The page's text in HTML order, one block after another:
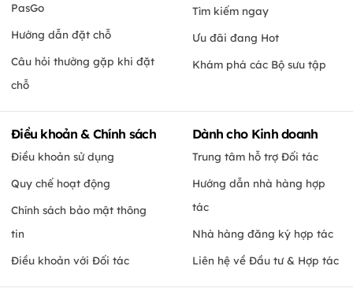
PasGo
Hướng dẫn đặt chỗ
Câu hỏi thường gặp khi đặt
chỗ
Tìm kiếm ngay
Ưu đãi đang Hot
Khám phá các Bộ sưu tập
Điều khoản & Chính sách
Điều khoản sử dụng
Quy chế hoạt động
Chính sách bảo mật thông
tin
Điều khoản với Đối tác
Dành cho Kinh doanh
Trung tâm hỗ trợ Đối tác
Hướng dẫn nhà hàng hợp
tác
Nhà hàng đăng ký hợp tác
Liên hệ về Đầu tư & Hợp tác